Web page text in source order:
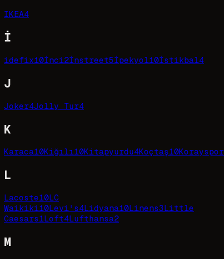
IKEA4
İ
idefix10İnci2İnstreet5İpekyol10İstikbal4
J
Joker4Jolly Tur4
K
Karaca10Kiğılı10Kitapyurdu4Koçtaş10Korayspor
L
Lacoste10LC
Waikiki10Levi's4Lidyana10Linens3Little
Caesars1Loft4Lufthansa2
M